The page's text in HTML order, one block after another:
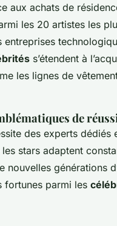
aux achats de
les 20 artistes les
s’étendent à
les lignes de
de
des experts dédiés
stars adaptent
générations
fortunes parmi les